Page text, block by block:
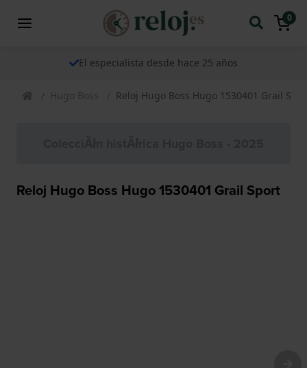
0
El especialista desde hace 25 años
Hugo Boss Reloj Hugo Boss Hugo 1530401 Grail
Reloj Hugo Boss Hugo 1530401 Grail Sport